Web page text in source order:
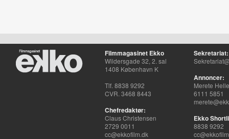
Filmmagasinet Ekko
Wildersgade 32, 2. sal
1408 København K
Tlf. 8838 9292
CVR. 3468 8443
Chefredaktør:
Claus Christensen
2729 0011
cc@ekkofilm.dk
Sekretariat:
Annoncer:
Merete
6111 5851
Ekko
8838 9292